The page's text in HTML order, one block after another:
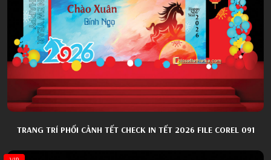
TRANG TRÍ PHỐI CẢNH TẾT CHECK IN TẾT 2026 FILE COREL 091